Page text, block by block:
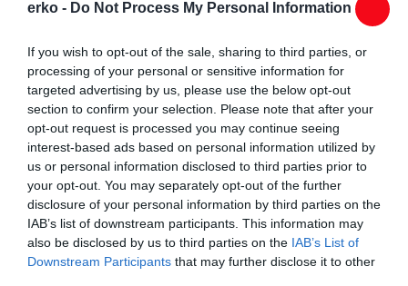
erko - Do Not Process My Personal Information
If you wish to opt-out of the sale, sharing to third parties, or
processing of your personal or sensitive information for
targeted advertising by us, please use the below opt-out
section to confirm your selection. Please note that after your
opt-out request is processed you may continue seeing
interest-based ads based on personal information utilized by
us or personal information disclosed to third parties prior to
your opt-out. You may separately opt-out of the further
disclosure of your personal information by third parties on the
IAB’s list of downstream participants. This information may
also be disclosed by us to third parties on the IAB’s List of
Downstream Participants that may further disclose it to other